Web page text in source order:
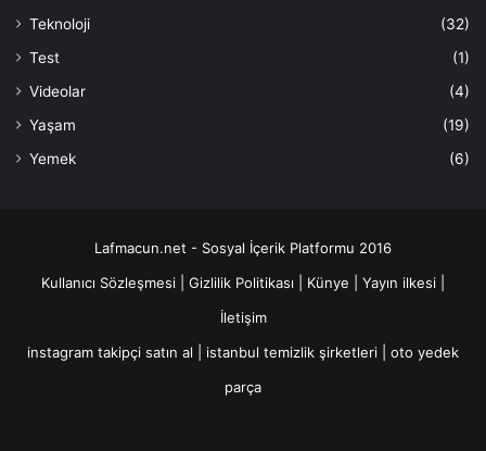
Teknoloji
(32)
Test
(1)
Videolar
(4)
Yaşam
(19)
Yemek
(6)
Lafmacun.net - Sosyal İçerik Platformu 2016
Kullanıcı Sözleşmesi
Gizlilik Politikası Künye Yayın ilkesi
İletişim
instagram takipçi satın al
istanbul temizlik şirketleri
oto yedek
parça